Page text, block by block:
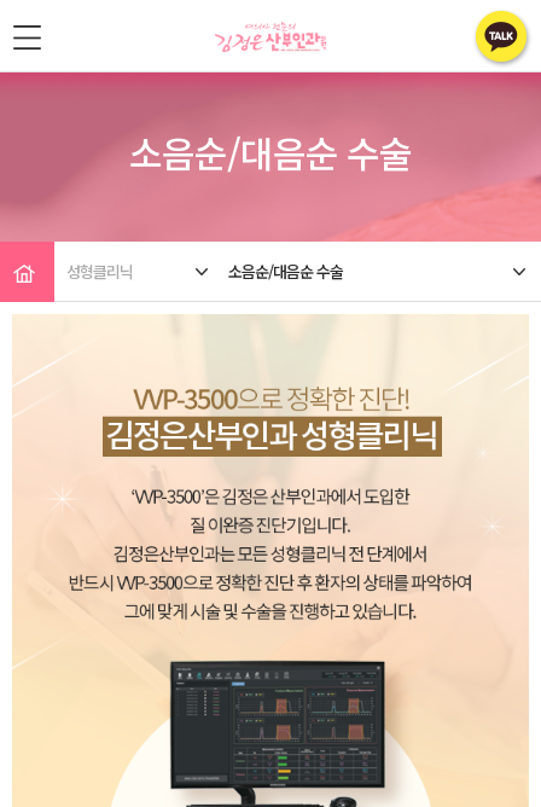
소음순/대음순 수술
성형클리닉 소음순/대음순 수술